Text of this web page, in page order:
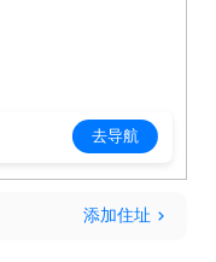
去导航
添加住址